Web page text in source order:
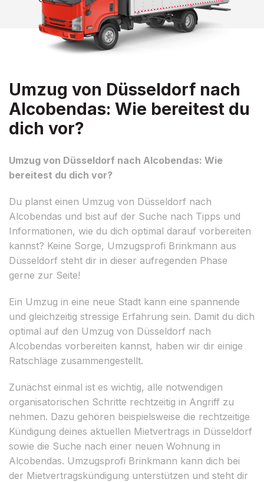
Umzug von Düsseldorf nach
Alcobendas: Wie bereitest du
dich vor?
Umzug von Düsseldorf nach Alcobendas: Wie
bereitest du dich vor?
Du planst einen Umzug von Düsseldorf nach
Alcobendas und bist auf der Suche nach Tipps und
Informationen, wie du dich optimal darauf vorbereiten
kannst? Keine Sorge, Umzugsprofi Brinkmann aus
Düsseldorf steht dir in dieser aufregenden Phase
gerne zur Seite!
Ein Umzug in eine neue Stadt kann eine spannende
und gleichzeitig stressige Erfahrung sein. Damit du dich
optimal auf den Umzug von Düsseldorf nach
Alcobendas vorbereiten kannst, haben wir dir einige
Ratschläge zusammengestellt.
Zunächst einmal ist es wichtig, alle notwendigen
organisatorischen Schritte rechtzeitig in Angriff zu
nehmen. Dazu gehören beispielsweise die rechtzeitige
Kündigung deines aktuellen Mietvertrags in Düsseldorf
sowie die Suche nach einer neuen Wohnung in
Alcobendas. Umzugsprofi Brinkmann kann dich bei
der Mietvertragskündigung unterstützen und steht dir